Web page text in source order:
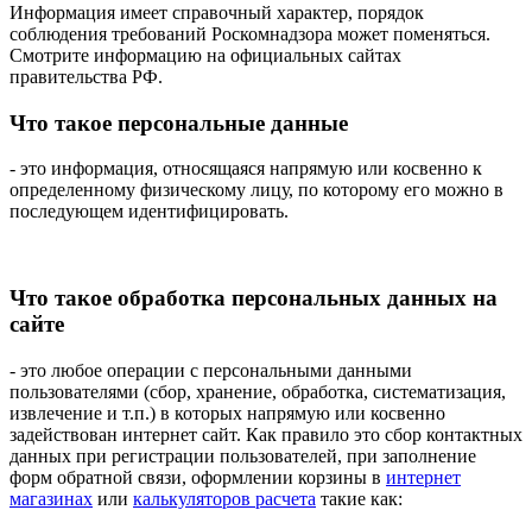
Информация имеет справочный характер, порядок
соблюдения требований Роскомнадзора может поменяться.
Смотрите информацию на официальных сайтах
правительства РФ.
Что такое персональные данные
- это информация, относящаяся напрямую или косвенно к
определенному физическому лицу, по которому его можно в
последующем идентифицировать.
Что такое обработка персональных данных на
сайте
- это любое операции с персональными данными
пользователями (сбор, хранение, обработка, систематизация,
извлечение и т.п.) в которых напрямую или косвенно
задействован интернет сайт. Как правило это сбор контактных
данных при регистрации пользователей, при заполнение
форм обратной связи, оформлении корзины в интернет
магазинах или калькуляторов расчета такие как: